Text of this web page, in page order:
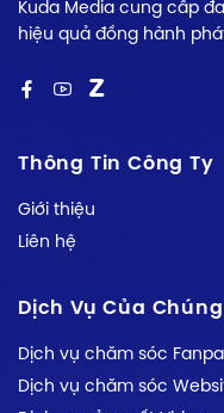
Kuda Media cung cấp
hiệu quả đồng hành
Thông Tin Công Ty
Giới thiệu
Liên hệ
Dịch Vụ Của Chúng
Dịch vụ chăm sóc
Dịch vụ chăm sóc